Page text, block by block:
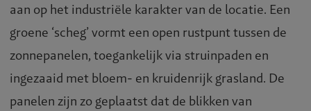
aan op het industriële karakter van de locatie. Een
groene ‘scheg’ vormt een open rustpunt tussen de
zonnepanelen, toegankelijk via struinpaden en
ingezaaid met bloem- en kruidenrijk grasland. De
panelen zijn zo geplaatst dat de blikken van